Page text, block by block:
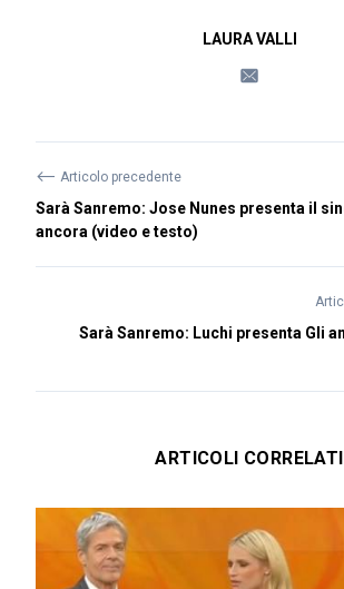
LAURA VALLI
⟵ Articolo precedente
Sarà Sanremo: Jose Nunes presenta il
ancora (video e testo)
Sarà Sanremo: Luchi presenta Gli
ARTICOLI CORRELATI